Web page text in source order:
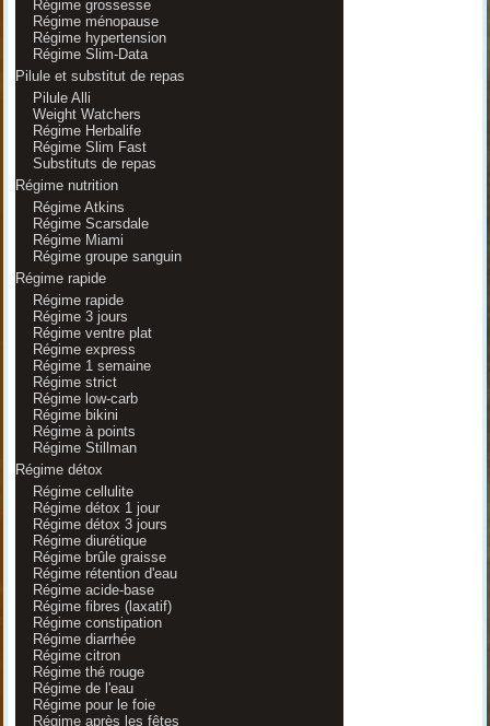
Régime grossesse
Régime ménopause
Régime hypertension
Régime Slim-Data
Pilule et substitut de repas
Pilule Alli
Weight Watchers
Régime Herbalife
Régime Slim Fast
Substituts de repas
Régime nutrition
Régime Atkins
Régime Scarsdale
Régime Miami
Régime groupe sanguin
Régime rapide
Régime rapide
Régime 3 jours
Régime ventre plat
Régime express
Régime 1 semaine
Régime strict
Régime low-carb
Régime bikini
Régime à points
Régime Stillman
Régime détox
Régime cellulite
Régime détox 1 jour
Régime détox 3 jours
Régime diurétique
Régime brûle graisse
Régime rétention d'eau
Régime acide-base
Régime fibres (laxatif)
Régime constipation
Régime diarrhée
Régime citron
Régime thé rouge
Régime de l'eau
Régime pour le foie
Régime après les fêtes